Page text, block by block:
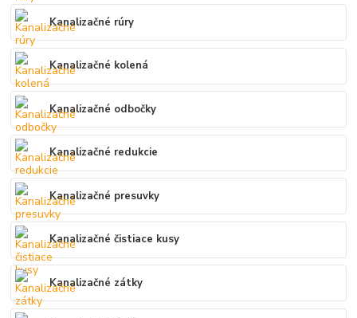
Kanalizačné rúry
Kanalizačné kolená
Kanalizačné odbočky
Kanalizačné redukcie
Kanalizačné presuvky
Kanalizačné čistiace kusy
Kanalizačné zátky